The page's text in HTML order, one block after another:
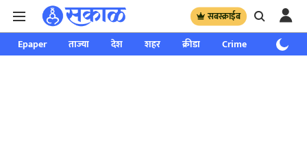
सबस्क्राईब
Epaper ताज्या देश शहर क्रीडा Crime साप्ताहिक